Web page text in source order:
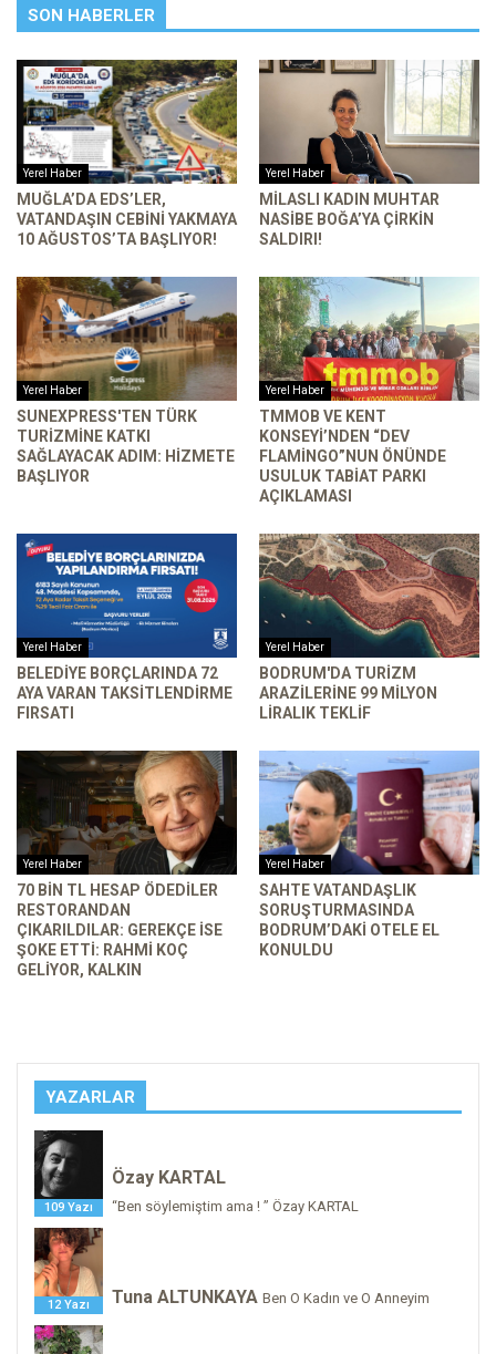
SON HABERLER
Yerel Haber
MUĞLA’DA EDS’LER,
VATANDAŞIN CEBINI YAKMAYA
10 AĞUSTOS’TA BAŞLIYOR!
Yerel Haber
MILASLI KADIN MUHTAR
NASIBE BOĞA’YA ÇIRKIN
SALDIRI!
Yerel Haber
SUNEXPRESS'TEN TÜRK
TURIZMINE KATKI
SAĞLAYACAK ADIM: HIZMETE
BAŞLIYOR
Yerel Haber
TMMOB VE KENT
KONSEYI’NDEN “DEV
FLAMINGO”NUN ÖNÜNDE
USULUK TABIAT PARKI
AÇIKLAMASI
Yerel Haber
BELEDIYE BORÇLARINDA 72
AYA VARAN TAKSITLENDIRME
FIRSATI
Yerel Haber
BODRUM'DA TURIZM
ARAZILERINE 99 MILYON
LIRALIK TEKLIF
Yerel Haber
70 BIN TL HESAP ÖDEDILER
RESTORANDAN
ÇIKARILDILAR: GEREKÇE ISE
ŞOKE ETTI: RAHMI KOÇ
GELIYOR, KALKIN
Yerel Haber
SAHTE VATANDAŞLIK
SORUŞTURMASINDA
BODRUM’DAKI OTELE EL
KONULDU
YAZARLAR
109 Yazı
Özay KARTAL
“Ben söylemiştim ama ! ” Özay KARTAL
12 Yazı Tuna ALTUNKAYA Ben O Kadın ve O Anneyim